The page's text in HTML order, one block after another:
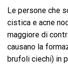
Le persone che
cistica e acne
maggiore di
causano la
brufoli ciechi) in